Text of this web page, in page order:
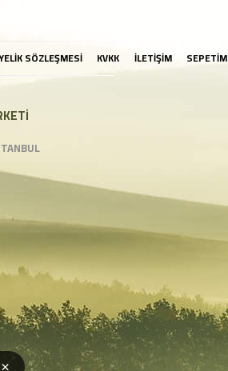
SÖZLEŞMESİ KVKK İLETİŞİM SEPETİM
×